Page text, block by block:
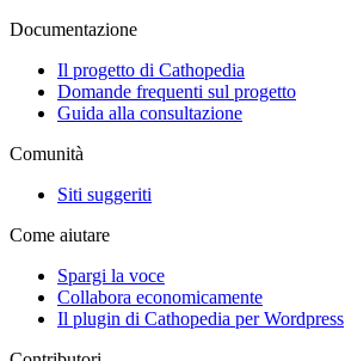
Documentazione
Il progetto di Cathopedia
Domande frequenti sul progetto
Guida alla consultazione
Comunità
Siti suggeriti
Come aiutare
Spargi la voce
Collabora economicamente
Il plugin di Cathopedia per Wordpress